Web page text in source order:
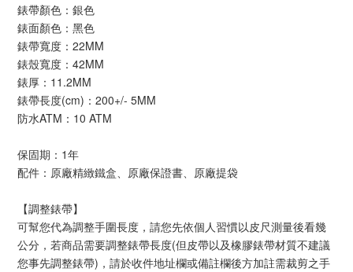
錶帶顏色：銀色
錶面顏色：黑色
錶帶寬度：22MM
錶殼寬度：42MM
錶厚：11.2MM
錶帶長度(cm)：200+/- 5MM
防水ATM：10 ATM
保固期：1年
配件：原廠精緻鐵盒、原廠保證書、原廠提袋
【調整錶帶】
可幫您代為調整手圍長度，請您先依個人習慣以皮尺測量後看幾
公分，若商品需要調整錶帶長度(但皮帶以及橡膠錶帶材質不建議
您事先調整錶帶)，請於收件地址欄或備註欄後方加註需裁剪之手